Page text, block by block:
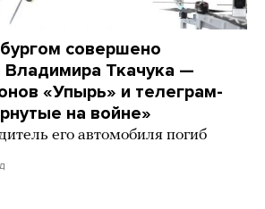
совершено
Владимира Ткачука —
«Упырь» и телеграм-
на войне»
его автомобиля погиб